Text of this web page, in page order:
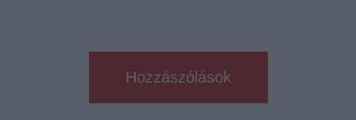
Hozzászólások